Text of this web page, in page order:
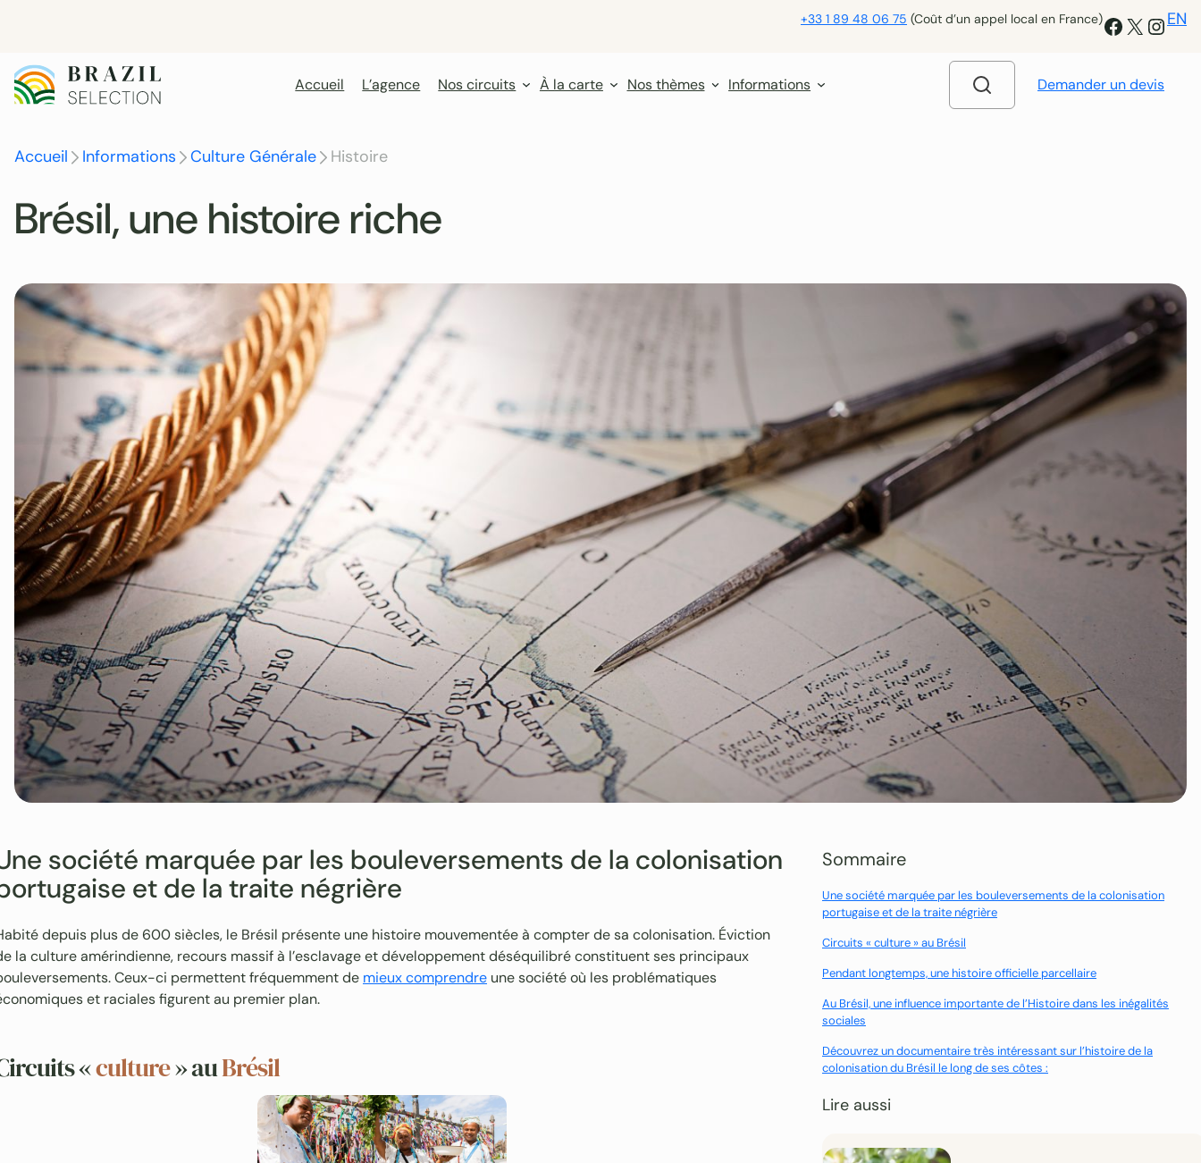
+33 1 89 48 06 75 (Coût d’un appel local en France)Facebook
X EN
Accueil L’agence Nos circuits À la carte Nos thèmes Informations Demander un devis
Brésil, une histoire riche
société marquée par les bouleversements de la colonisation
et de la traite négrière
depuis plus de 600 siècles, le Brésil présente une histoire mouvementée à compter de sa colonisation. Éviction
la culture amérindienne, recours massif à l’esclavage et développement déséquilibré constituent ses principaux
Ceux-ci permettent fréquemment de mieux comprendre une société où les problématiques
et raciales figurent au premier plan.
«culture» auBrésil
Sommaire
Une société marquée par les bouleversements de la colonisation
portugaise et de la traite négrière
Circuits « culture » au Brésil
Pendant longtemps, une histoire officielle parcellaire
Au Brésil, une influence importante de l’Histoire dans les inégalités
sociales
Découvrez un documentaire très intéressant sur l’histoire de la
colonisation du Brésil le long de ses côtes :
Lire aussi
Accueil Informations Culture Générale Histoire